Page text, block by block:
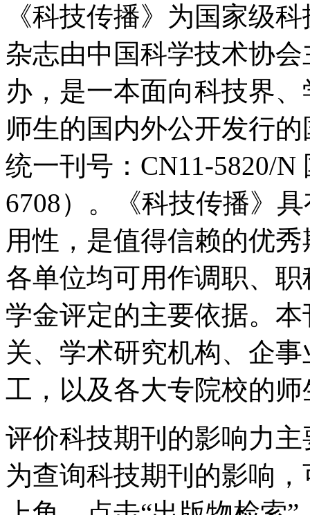
《科技传播》为国家级
杂志由中国科学技术协
办，是一本面向科技界
师生的国内外公开发行
统一刊号：CN11-5820/N
6708）。《科技传播》
用性，是值得信赖的优
各单位均可用作调职、
学金评定的主要依据。
关、学术研究机构、企
工，以及各大专院校的师
评价科技期刊的影响力
为查询科技期刊的影响